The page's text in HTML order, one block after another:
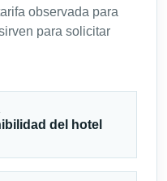
observada para
para solicitar
del hotel